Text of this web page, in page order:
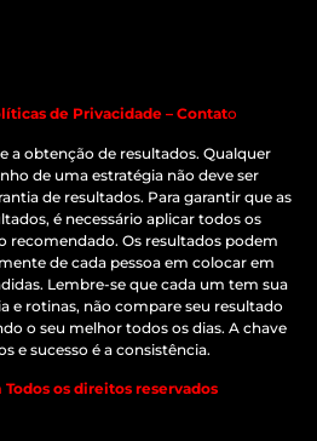
de Privacidade – Contato
a obtenção de resultados. Qualquer
de uma estratégia não deve ser
de resultados. Para garantir que as
é necessário aplicar todos os
recomendado. Os resultados podem
de cada pessoa em colocar em
Lembre-se que cada um tem sua
e rotinas, não compare seu resultado
o seu melhor todos os dias. A chave
e sucesso é a consistência.
Todos os direitos reservados